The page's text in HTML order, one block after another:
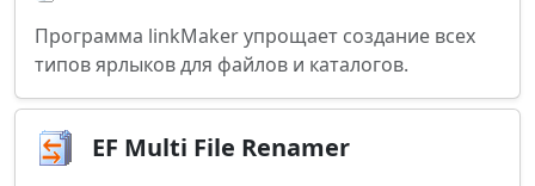
Программа linkMaker упрощает создание всех
типов ярлыков для файлов и каталогов.
EF Multi File Renamer